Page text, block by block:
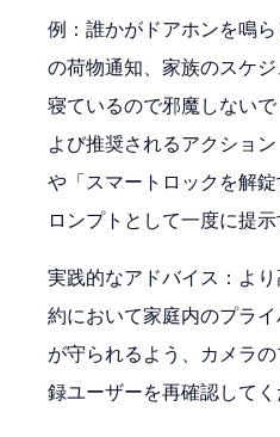
例：誰かがドアホンを鳴
の荷物通知、家族のスケ
寝ているので邪魔しない
よび推奨されるアクショ
や「スマートロックを解
ロンプトとして一度に提示
実践的なアドバイス：よ
約において家庭内のプラ
が守られるよう、カメラ
録ユーザーを再確認してく